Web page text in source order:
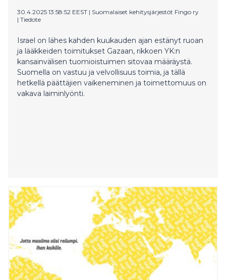
30.4.2025 13:58:52 EEST | Suomalaiset kehitysjärjestöt Fingo ry
| Tiedote
Israel on lähes kahden kuukauden ajan estänyt ruoan
ja lääkkeiden toimitukset Gazaan, rikkoen YK:n
kansainvälisen tuomioistuimen sitovaa määräystä.
Suomella on vastuu ja velvollisuus toimia, ja tällä
hetkellä päättäjien vaikeneminen ja toimettomuus on
vakava laiminlyönti.